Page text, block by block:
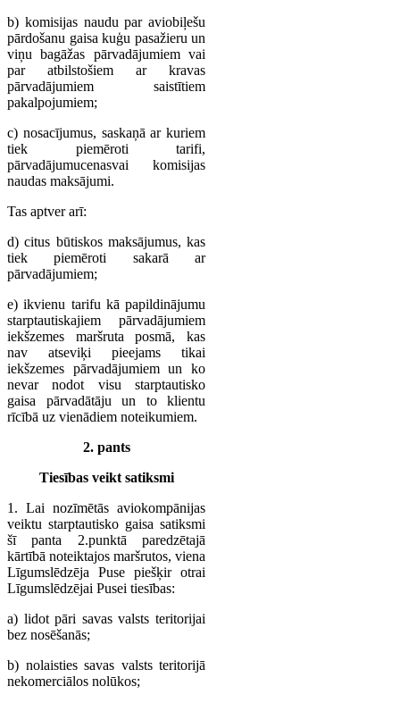
b) komisijas naudu par aviobiļešu
pārdošanu gaisa kuģu pasažieru un
viņu bagāžas pārvadājumiem vai
par atbilstošiem ar kravas
pārvadājumiem saistītiem
pakalpojumiem;
c) nosacījumus, saskaņā ar kuriem
tiek piemēroti tarifi,
pārvadājumucenasvai komisijas
naudas maksājumi.
Tas aptver arī:
d) citus būtiskos maksājumus, kas
tiek piemēroti sakarā ar
pārvadājumiem;
e) ikvienu tarifu kā papildinājumu
starptautiskajiem pārvadājumiem
iekšzemes maršruta posmā, kas
nav atseviķi pieejams tikai
iekšzemes pārvadājumiem un ko
nevar nodot visu starptautisko
gaisa pārvadātāju un to klientu
rīcībā uz vienādiem noteikumiem.
2. pants
Tiesības veikt satiksmi
1. Lai nozīmētās aviokompānijas
veiktu starptautisko gaisa satiksmi
šī panta 2.punktā paredzētajā
kārtībā noteiktajos maršrutos, viena
Līgumslēdzēja Puse piešķir otrai
Līgumslēdzējai Pusei tiesības:
a) lidot pāri savas valsts teritorijai
bez nosēšanās;
b) nolaisties savas valsts teritorijā
nekomerciālos nolūkos;